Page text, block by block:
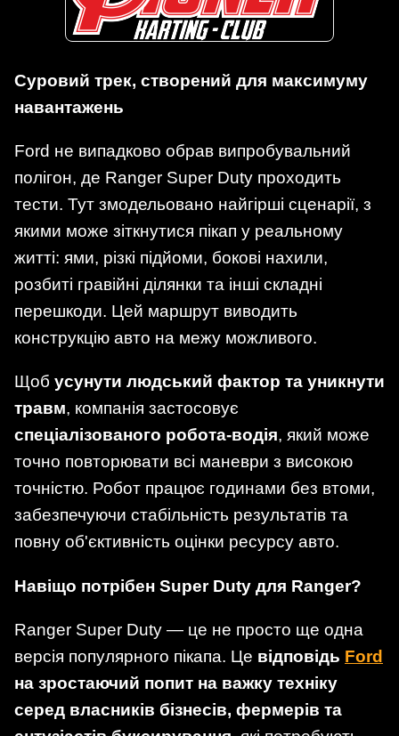
Суровий трек, створений для максимуму
навантажень
Ford не випадково обрав випробувальний
полігон, де Ranger Super Duty проходить
тести. Тут змодельовано найгірші сценарії, з
якими може зіткнутися пікап у реальному
житті: ями, різкі підйоми, бокові нахили,
розбиті гравійні ділянки та інші складні
перешкоди. Цей маршрут виводить
конструкцію авто на межу можливого.
Щоб усунути людський фактор та уникнути
травм, компанія застосовує
спеціалізованого робота-водія, який може
точно повторювати всі маневри з високою
точністю. Робот працює годинами без втоми,
забезпечуючи стабільність результатів та
повну об'єктивність оцінки ресурсу авто.
Навіщо потрібен Super Duty для Ranger?
Ranger Super Duty — це не просто ще одна
версія популярного пікапа. Це відповідь Ford
на зростаючий попит на важку техніку
серед власників бізнесів, фермерів та